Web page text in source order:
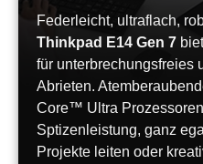
Federleicht, ultraflach,
Thinkpad E14 Gen 7
für unterbrechungsfreies
Abrieten.
Core™ Ultra
Sptizenleistung, ganz
Projekte leiten oder